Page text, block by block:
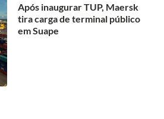
Após inaugurar TUP, Maersk
tira carga de terminal público
em Suape